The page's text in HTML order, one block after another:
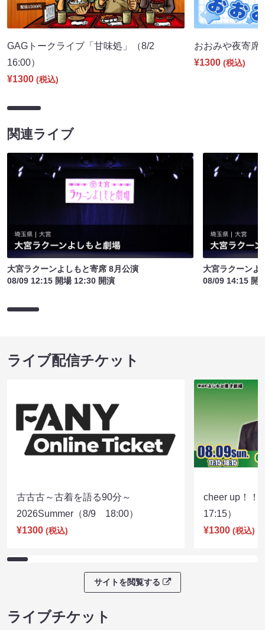
GAGトークライブ「甘味処」（8/2
16:00）
¥1300 (税込)
おおみや夜寄
¥1300 (税込)
関連ライブ
大宮ラクーンよしもと寄席 8月公演
08/09 12:15 開場 12:30 開演
大宮ラクーンよ
08/09 14:15 開
ライブ配信チケット
古古古～古着を語る90分～
2026Summer（8/9 18:00）
¥1300 (税込)
cheer up！
17:15）
¥1300 (税込)
サイトを閲覧する
ライブチケット